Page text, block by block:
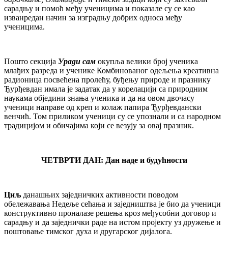
сарадњу и помоћ међу ученицима и показале су се као
изванредан начин за изградњу добрих односа међу
ученицима.
Пошто секција Уради сам окупља велики број ученика
млађих разреда и ученике Комбинованог одељења креативна
радионица посвећена пролећу, буђењу природе и празнику
Ђурђевдан имала је задатак да у корелацији са природним
наукама обједини знања ученика и да на овом двочасу
ученици направе од креп и колаж папира Ђурђевдански
венчић. Том приликом ученици су се упознали и са народном
традицијом и обичајима који се везују за овај празник.
ЧЕТВРТИ ДАН: Дан наде и будућности
Циљ данашњих заједничких активности поводом
обележавања Недеље сећања и заједништва је био да ученици
конструктивно проналазе решења кроз међусобни договор и
сарадњу и да заједнички раде на истом пројекту уз дружење и
поштовање тимског духа и другарског дијалога.